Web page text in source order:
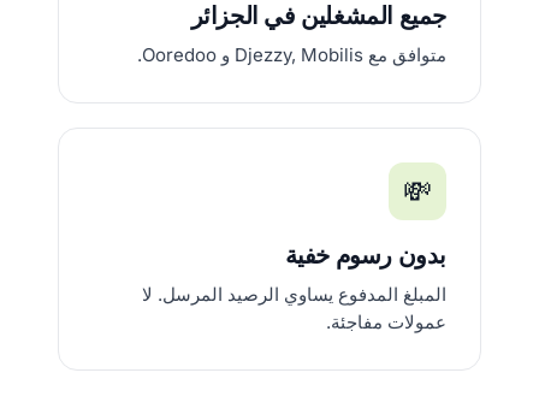
جميع المشغلين في الجزائر
متوافق مع Djezzy, Mobilis و Ooredoo.
💸
بدون رسوم خفية
المبلغ المدفوع يساوي الرصيد المرسل. لا
عمولات مفاجئة.